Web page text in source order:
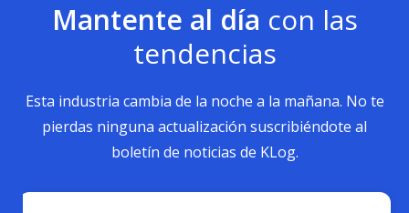
Mantente al día con las
tendencias
Esta industria cambia de la noche a la mañana. No te
pierdas ninguna actualización suscribiéndote al
boletín de noticias de KLog.